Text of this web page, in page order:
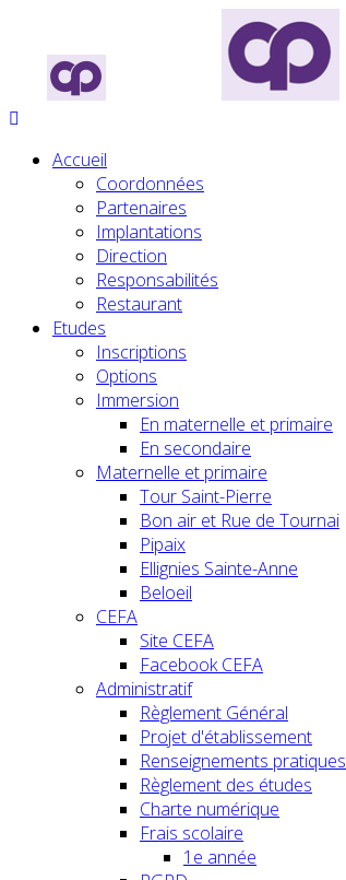
Accueil
Coordonnées
Partenaires
Implantations
Direction
Responsabilités
Restaurant
Etudes
Inscriptions
Options
Immersion
En maternelle et primaire
En secondaire
Maternelle et primaire
Tour Saint-Pierre
Bon air et Rue de Tournai
Pipaix
Ellignies Sainte-Anne
Beloeil
CEFA
Site CEFA
Facebook CEFA
Administratif
Règlement Général
Projet d'établissement
Renseignements pratiques
Règlement des études
Charte numérique
Frais scolaire
1e année